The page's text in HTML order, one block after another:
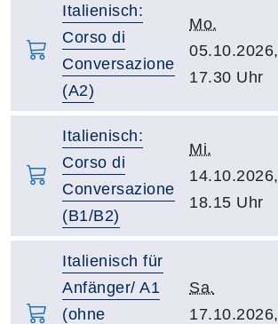
Italienisch:
Corso di
Conversazione
(A2)
Mo.
05.10.2026,
17.30 Uhr
Italienisch:
Corso di
Conversazione
(B1/B2)
Mi.
14.10.2026,
18.15 Uhr
Italienisch für
Anfänger/ A1
(ohne
Sa.
17.10.2026,